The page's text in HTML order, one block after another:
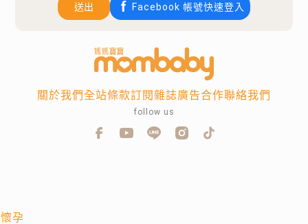
送出 Facebook 帳號快速登入
懷孕
關於我們全站條款訂閱雜誌廣告合作聯絡我們
follow us